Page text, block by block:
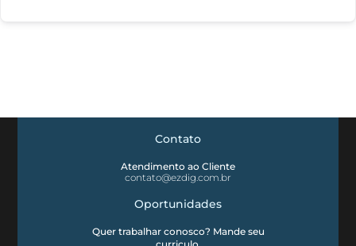
Contato
Atendimento ao Cliente
contato@ezdig.com.br
Oportunidades
Quer trabalhar conosco? Mande seu